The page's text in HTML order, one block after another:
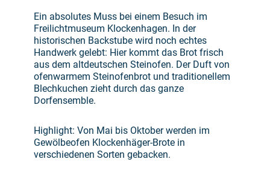
Ein absolutes Muss bei einem Besuch im
Freilichtmuseum Klockenhagen. In der
historischen Backstube wird noch echtes
Handwerk gelebt: Hier kommt das Brot frisch
aus dem altdeutschen Steinofen. Der Duft von
ofenwarmem Steinofenbrot und traditionellem
Blechkuchen zieht durch das ganze
Dorfensemble.
Highlight: Von Mai bis Oktober werden im
Gewölbeofen Klockenhäger-Brote in
verschiedenen Sorten gebacken.